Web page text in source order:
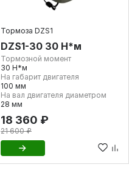
Тормоза DZS1
DZS1-30 30 Н*м
Тормозной момент
30 Н*м
На габарит двигателя
100 мм
На вал двигателя диаметром
28 мм
18 360 ₽
21 600 ₽